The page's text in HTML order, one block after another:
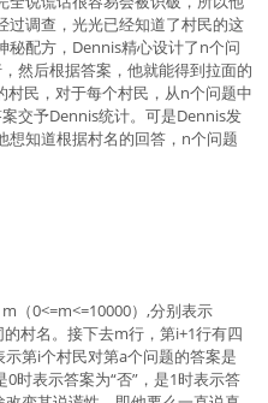
过调查，光光已经知道了村民的这
秘配方，Dennis精心设计了n个问
然后根据答案，他就能得到拉面的
民，对于每个村民，从n个问题中
交予Dennis统计。可是Dennis发
想知道根据村名的回答，n个问题
（0<=m<=10000）,分别表示
村名。接下去m行，第i+1行有四
第i个村民对第a个问题的答案是
时表示答案为“否”，是1时表示答